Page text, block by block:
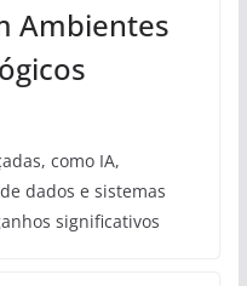
Ambientes
como IA,
dados e sistemas
significativos